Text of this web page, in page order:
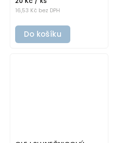
16,53 Kč bez DPH
Do košíku